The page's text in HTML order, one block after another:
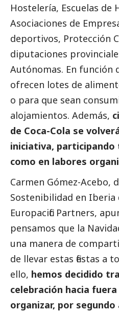
Hostelería, Escuelas de
Asociaciones de
deportivos, Protección
diputaciones
Autónomas. En función
ofrecen lotes de
o para que sean
alojamientos. Además,
de Coca-Cola se
iniciativa,
como en labores
Carmen Gómez-Acebo,
Sostenibilidad en Iberia
Europacific Partners,
pensamos que la
una manera de
de llevar estas fiestas a
ello, hemos decidido
celebración hacia
organizar, por